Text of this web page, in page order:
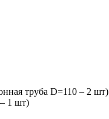
труба D=110 – 2 шт)
1 шт)